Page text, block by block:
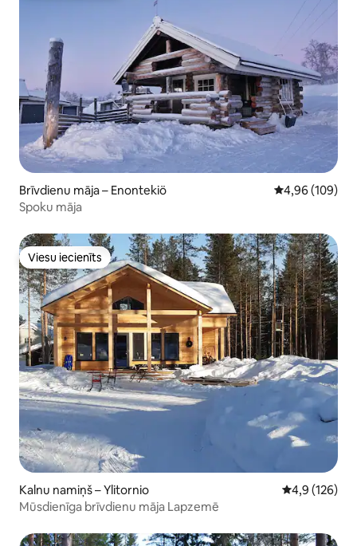
Brīvdienu māja – Enontekiö Vidējais
4,96 (109)
Spoku māja
Viesu iecienīts
Viesu iecienīts
Kalnu namiņš – Ylitornio Vidējais
4,9 (126)
Mūsdienīga brīvdienu māja Lapzemē